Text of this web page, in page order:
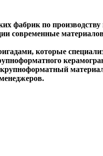
фабрик по
современные
которые